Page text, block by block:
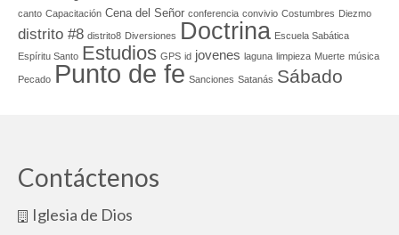
canto Capacitación Cena del Señor conferencia convivio Costumbres Diezmo
distrito #8 distrito8 Diversiones Doctrina Escuela Sabática
Espíritu Santo Estudios GPS id jovenes laguna limpieza Muerte música
Pecado Punto de fe Sanciones Satanás Sábado
Contáctenos
Iglesia de Dios